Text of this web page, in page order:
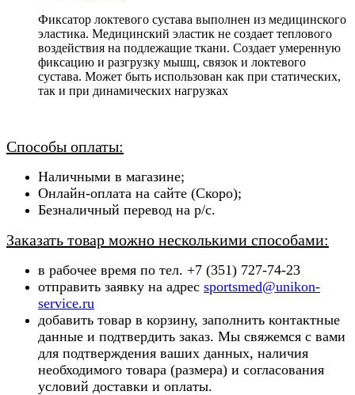
Фиксатор локтевого сустава выполнен из медицинского
эластика. Медицинский эластик не создает теплового
воздействия на подлежащие ткани. Создает умеренную
фиксацию и разгрузку мышц, связок и локтевого
сустава. Может быть использован как при статических,
так и при динамических нагрузках
Способы оплаты:
Наличными в магазине;
Онлайн-оплата на сайте (Скоро);
Безналичный перевод на р/с.
Заказать товар можно несколькими способами:
в рабочее время по тел. +7 (351) 727-74-23
отправить заявку на адрес sportsmed@unikon-
service.ru
добавить товар в корзину, заполнить контактные
данные и подтвердить заказ. Мы свяжемся с вами
для подтверждения ваших данных, наличия
необходимого товара (размера) и согласования
условий доставки и оплаты.